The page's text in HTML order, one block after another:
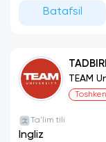
Batafsil
TEAM
Ta'lim tili
Ingliz